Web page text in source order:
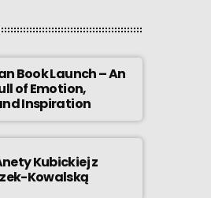
Book Launch – An
of Emotion,
Inspiration
Kubickiej z
Kowalską